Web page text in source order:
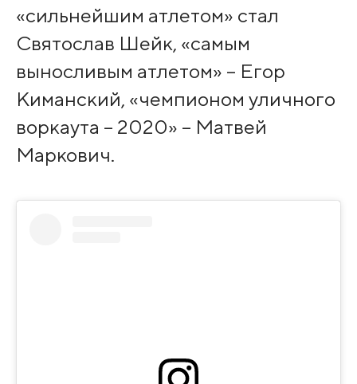
«сильнейшим атлетом» стал
Святослав Шейк, «самым
выносливым атлетом» – Егор
Киманский, «чемпионом уличного
воркаута – 2020» – Матвей
Маркович.